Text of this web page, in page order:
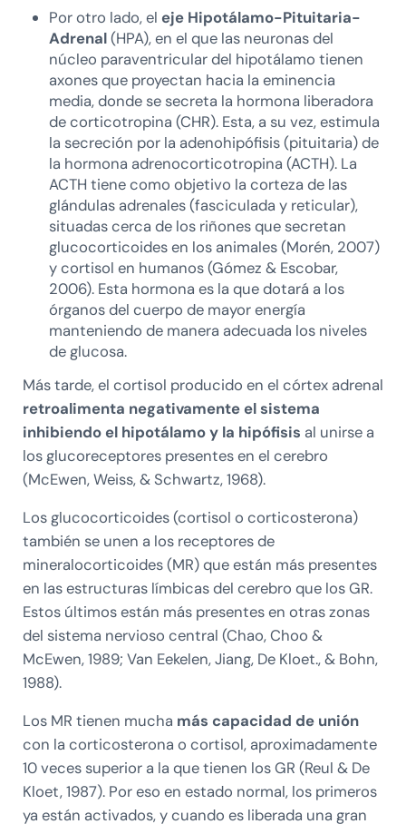
Por otro lado, el eje Hipotálamo-Pituitaria-
Adrenal(HPA), en el que las neuronas del
núcleo paraventricular del hipotálamo tienen
axones que proyectan hacia la eminencia
media, donde se secreta la hormona liberadora
de corticotropina (CHR). Esta, a su vez, estimula
la secreción por la adenohipófisis (pituitaria) de
la hormona adrenocorticotropina (ACTH). La
ACTH tiene como objetivo la corteza de las
glándulas adrenales (fasciculada y reticular),
situadas cerca de los riñones que secretan
glucocorticoides en los animales (Morén, 2007)
y cortisol en humanos (Gómez & Escobar,
2006). Esta hormona es la que dotará a los
órganos del cuerpo de mayor energía
manteniendo de manera adecuada los niveles
de glucosa.
Más tarde, el cortisol producido en el córtex adrenal
retroalimenta negativamente el sistema
inhibiendo el hipotálamo y la hipófisis al unirse a
los glucoreceptores presentes en el cerebro
(McEwen, Weiss, & Schwartz, 1968).
Los glucocorticoides (cortisol o corticosterona)
también se unen a los receptores de
mineralocorticoides (MR) que están más presentes
en las estructuras límbicas del cerebro que los GR.
Estos últimos están más presentes en otras zonas
del sistema nervioso central (Chao, Choo &
McEwen, 1989; Van Eekelen, Jiang, De Kloet., & Bohn,
1988).
Los MR tienen mucha más capacidad de unión
con la corticosterona o cortisol, aproximadamente
10 veces superior a la que tienen los GR (Reul & De
Kloet, 1987). Por eso en estado normal, los primeros
ya están activados, y cuando es liberada una gran